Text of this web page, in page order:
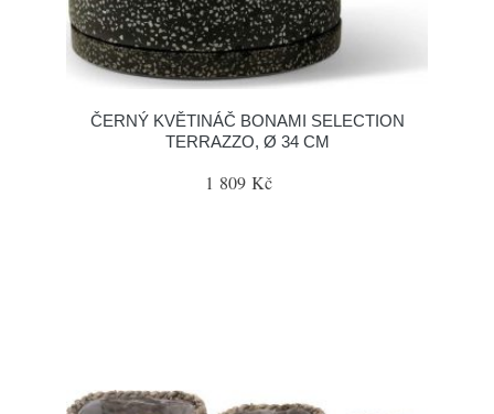
ČERNÝ KVĚTINÁČ BONAMI SELECTION
TERRAZZO, Ø 34 CM
1 809 Kč